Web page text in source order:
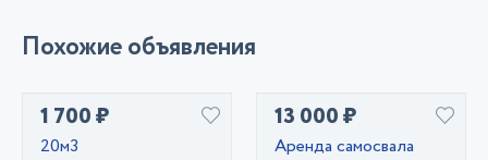
Похожие объявления
1 700 ₽
20м3
13 000 ₽
Аренда самосвала